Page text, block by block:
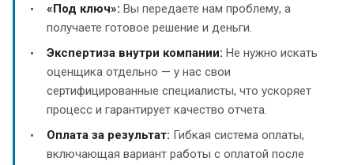
«Под ключ»: Вы передаете нам проблему, а
получаете готовое решение и деньги.
Экспертиза внутри компании: Не нужно искать
оценщика отдельно — у нас свои
сертифицированные специалисты, что ускоряет
процесс и гарантирует качество отчета.
Оплата за результат: Гибкая система оплаты,
включающая вариант работы с оплатой после